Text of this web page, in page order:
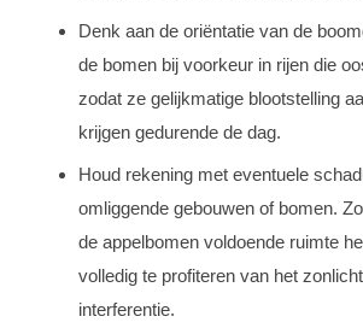
Denk aan de oriëntatie van de
de bomen bij voorkeur in rijen die
zodat ze gelijkmatige blootstelling
krijgen gedurende de dag.
Houd rekening met eventuele
omliggende gebouwen of bomen.
de appelbomen voldoende ruimte
volledig te profiteren van het
interferentie.